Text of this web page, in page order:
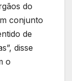
do
conjunto
de
disse
o